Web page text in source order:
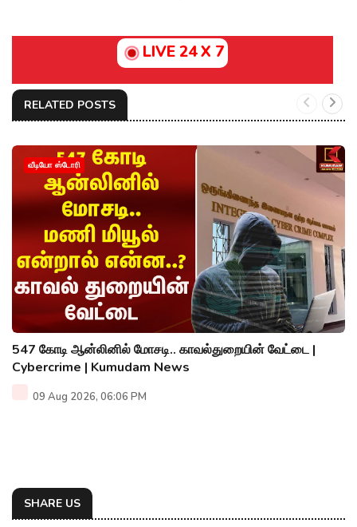
LIVE 24 X 7
RELATED POSTS
வீடியோ ஸ்டோரி
547 கோடி ஆன்லினில் மோசடி.. காவல்துறையின் வேட்டை |
Cybercrime | Kumudam News
09 Aug 2026, 06:06 PM
SHARE US